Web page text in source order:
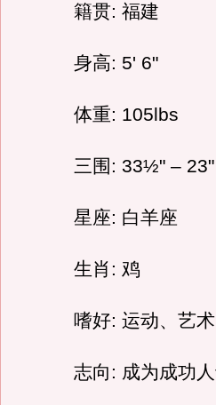
籍贯: 福建
身高: 5' 6"
体重: 105lbs
三围: 33½" – 23"
星座: 白羊座
生肖: 鸡
嗜好: 运动、艺术
志向: 成为成功人